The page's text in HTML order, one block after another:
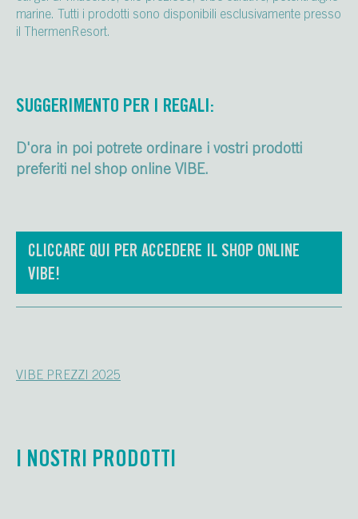
marine. Tutti i prodotti sono disponibili esclusivamente presso
il ThermenResort.
SUGGERIMENTO PER I REGALI:
D'ora in poi potrete ordinare i vostri prodotti
preferiti nel shop online VIBE.
CLICCARE QUI PER ACCEDERE IL SHOP ONLINE
VIBE!
VIBE PREZZI 2025
I NOSTRI PRODOTTI